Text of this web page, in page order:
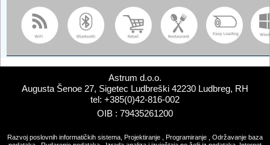
Astrum d.o.o.
Augusta Šenoe 27, Sigetec Ludbreški 42230 Ludbreg, RH
tel: +385(0)42-816-002
OIB : 79435261200
Razvoj poslovnih informatičkih sistema, Projektiranje , Programiranje , Održavanje baza